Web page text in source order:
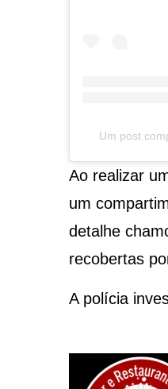
Um post
Ao realizar
um
detalhe
recobertas
A polícia